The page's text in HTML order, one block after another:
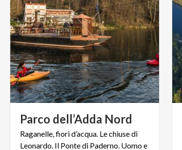
Parco dell’Adda Nord
Raganelle, fiori d’acqua. Le chiuse di
Leonardo. Il Ponte di Paderno. Uomo e